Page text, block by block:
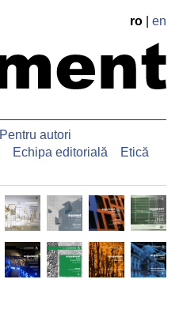
ro en
Pentru autori
Echipa editorială
Etică